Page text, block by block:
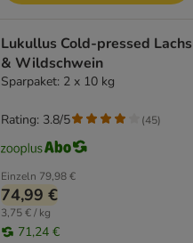
Lukullus Cold-pressed Lachs
& Wildschwein
Sparpaket: 2 x 10 kg
Einzeln 79,98 €
74,99 €
3,75 € / kg
71,24 €
Rating: 3.8/5 (45)